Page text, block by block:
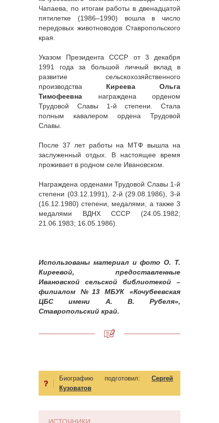
Чапаева, по итогам работы в двенадцатой
пятилетке (1986–1990) вошла в число
передовых животноводов Ставропольского
края.
Указом Президента СССР от 3 декабря
1991 года за большой личный вклад в
развитие сельскохозяйственного
производства Киреева Ольга
Тимофеевна награждена орденом
Трудовой Славы 1-й степени. Стала
полным кавалером ордена Трудовой
Славы.
После 37 лет работы на МТФ вышла на
заслуженный отдых. В настоящее время
проживает в родном селе Ивановском.
Награждена орденами Трудовой Славы 1-й
степени (03.12.1991), 2-й (29.08.1986), 3-й
(16.12.1980) степени, медалями, а также 3
медалями ВДНХ СССР (24.05.1982;
21.06.1983; 16.05.1986).
Использованы материал и фото О. Т.
Киреевой, предоставленные
Ивановской сельской библиотекой –
филиалом №13 МБУК «Кочубеевская
ЦБС имени А. В. Рубеля»,
Ставропольский край.
Биографию подготовил: Сергей
Кузоватов